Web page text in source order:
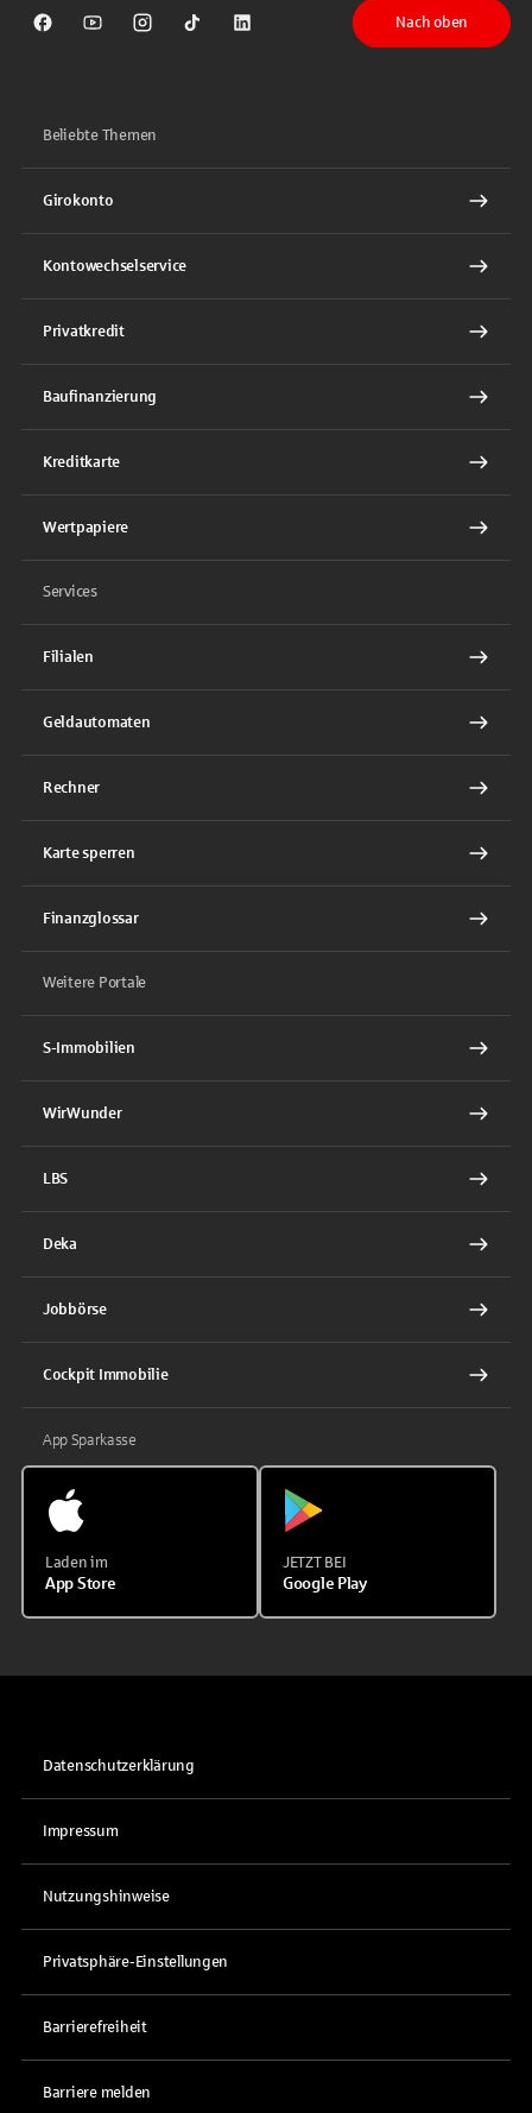
Sparkasse auf Facebook
Sparkasse auf Youtube
Sparkasse auf Instagram
Sparkasse auf TikTok
Sparkasse auf LinkedIn
Nach oben
Beliebte Themen
Girokonto
Kontowechselservice
Privatkredit
Baufinanzierung
Kreditkarte
Wertpapiere
Services
Filialen
Geldautomaten
Rechner
Karte sperren
Finanzglossar
Weitere Portale
S-Immobilien
WirWunder
LBS
Deka
Jobbörse
Cockpit Immobilie
App Sparkasse
Laden im
App Store
JETZT BEI
Google Play
Datenschutzerklärung
Impressum
Nutzungshinweise
Privatsphäre-Einstellungen
Barrierefreiheit
Barriere melden